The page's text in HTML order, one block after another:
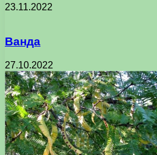
23.11.2022
Ванда
27.10.2022